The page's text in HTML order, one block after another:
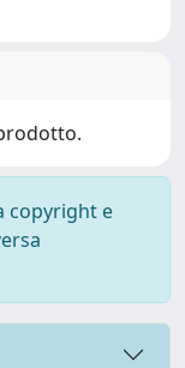
copyright e